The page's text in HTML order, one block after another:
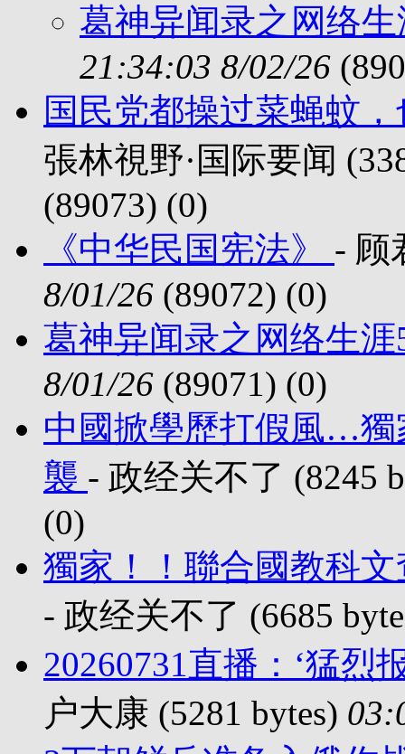
葛神异闻录之网络
21:34:03 8/02/26
国民党都操过菜蝇蚊
張林視野·国际要闻
(89073) (0)
《中华民国宪法》 - 顾
8/01/26 (89072) (0)
葛神异闻录之网络生
8/01/26 (89071) (0)
中國掀學歷打假風…獨
襲 - 政经关不了 (8245
(0)
獨家！！聯合國教科
- 政经关不了 (6685
20260731直播：‘猛烈
户大康 (5281 bytes)